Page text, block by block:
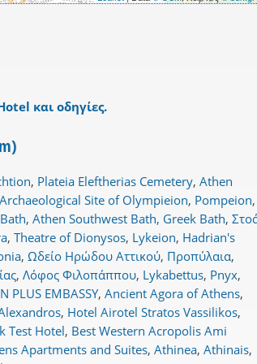
και οδηγίες.
, Plateia Eleftherias Cemetery, Athen
Archaeological Site of Olympieion, Pompeion,
, Athen Southwest Bath, Greek Bath,
, Theatre of Dionysos, Lykeion, Hadrian's
, Ωδείο Ηρώδου Αττικού, Προπύλαια,
, Λόφος Φιλοπάππου, Lykabettus, Pnyx,
PLUS EMBASSY, Ancient Agora of Athens,
, Hotel Airotel Stratos Vassilikos,
Test Hotel, Best Western Acropolis Ami
Apartments and Suites, Athinea, Athinais,